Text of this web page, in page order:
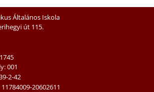
Általános Iskola
út 115.
001
2-42
20602611